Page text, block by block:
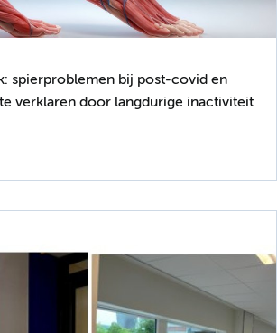
spierproblemen bij post-covid en
verklaren door langdurige inactiviteit